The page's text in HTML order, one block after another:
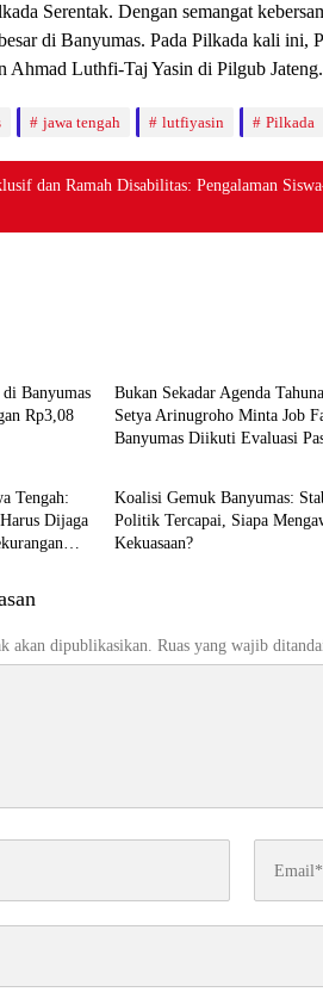
Serentak. Dengan semangat
di Banyumas. Pada Pilkada kali ini,
Ahmad Luthfi-Taj Yasin di Pilgub
jawa tengah lutfiyasin Pilkada
dan Ramah Disabilitas: Pengalaman
Banyumas
Rp3,08
Bukan Sekadar Agenda
Setya Arinugroho Minta Job
Banyumas Diikuti Evaluasi
Tengah:
Dijaga
Politik
Koalisi Gemuk Banyumas:
Politik Tercapai, Siapa
Kekuasaan?
akan dipublikasikan. Ruas yang wajib